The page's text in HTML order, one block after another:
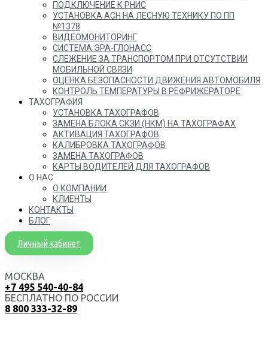
ПОДКЛЮЧЕНИЕ К РНИС
УСТАНОВКА АСН НА ЛЕСНУЮ ТЕХНИКУ ПО ПП
№1378
ВИДЕОМОНИТОРИНГ
СИСТЕМА ЭРА-ГЛОНАСС
СЛЕЖЕНИЕ ЗА ТРАНСПОРТОМ ПРИ ОТСУТСТВИИ
МОБИЛЬНОЙ СВЯЗИ
ОЦЕНКА БЕЗОПАСНОСТИ ДВИЖЕНИЯ АВТОМОБИЛЯ
КОНТРОЛЬ ТЕМПЕРАТУРЫ В РЕФРИЖЕРАТОРЕ
ТАХОГРАФИЯ
УСТАНОВКА ТАХОГРАФОВ
ЗАМЕНА БЛОКА СКЗИ (НКМ) НА ТАХОГРАФАХ
АКТИВАЦИЯ ТАХОГРАФОВ
КАЛИБРОВКА ТАХОГРАФОВ
ЗАМЕНА ТАХОГРАФОВ
КАРТЫ ВОДИТЕЛЕЙ ДЛЯ ТАХОГРАФОВ
О НАС
О КОМПАНИИ
КЛИЕНТЫ
КОНТАКТЫ
БЛОГ
Личный кабинет
МОСКВА
+7 495 540-40-84
БЕСПЛАТНО ПО РОССИИ
8 800 333-32-89